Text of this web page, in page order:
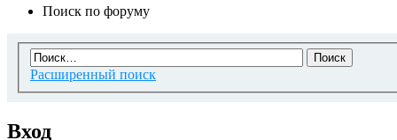
Поиск по форуму
Расширенный поиск
Вход